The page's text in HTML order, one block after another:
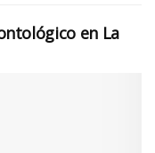
en La